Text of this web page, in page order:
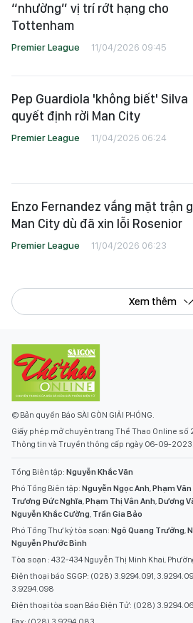
“nhường” vị trí rớt hạng cho
Tottenham
Premier League 11/04/2026 09:45
Pep Guardiola 'không biết' Silva
quyết định rời Man City
Premier League 11/04/2026 06:24
Enzo Fernandez vắng mặt trận
Man City dù đã xin lỗi Rosenior
Premier League 11/04/2026 06:23
Xem thêm
© Bản quyền Báo SÀI GÒN GIẢI PHÓNG.
Giấy phép mở chuyên trang Thể Thao Online số
Thông tin và Truyền thông cấp ngày 06-09-2023.
Tổng Biên tập: Nguyễn Khắc Văn
Phó Tổng Biên tập: Nguyễn Ngọc Anh,Phạm
Trương Đức Nghĩa,Phạm Thị Vân Anh,Dương
Nguyễn Khắc Cường, Trần Gia Bảo
Phó Tổng Thư ký tòa soạn: Ngô Quang Trưởng,
Nguyễn Phước Bình
Tòa soạn : 432-434 Nguyễn Thị Minh Khai,
Điện thoại báo SGGP: (028) 3.9294.091,
3.9294.098
Điện thoại tòa soạn Báo Điện Tử: (028)